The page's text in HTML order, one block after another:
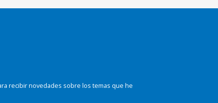
recibir novedades sobre los temas que he